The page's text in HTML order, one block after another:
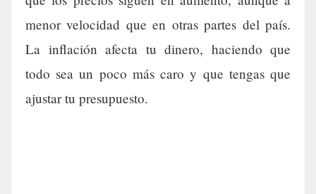
menor velocidad que en otras partes del país.
La inflación afecta tu dinero, haciendo que
todo sea un poco más caro y que tengas que
ajustar tu presupuesto.